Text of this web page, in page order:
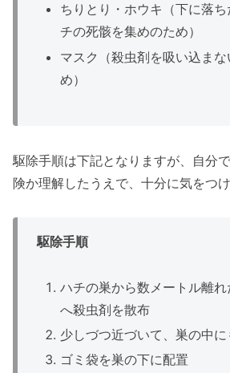
ちりとり・ホウキ（下に落
チの死骸を集めのため）
マスク（殺虫剤を吸い込ま
め）
駆除手順は下記となりますが、自分
険か理解したうえで、十分に気をつ
駆除手順
ハチの巣から数メートル離
へ殺虫剤を散布
少しづつ近づいて、巣の中
ゴミ袋を巣の下に配置